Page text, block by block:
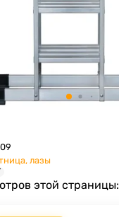
лазы
этой страницы: